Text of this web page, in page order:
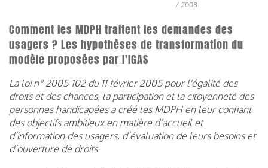
/ 2008
Comment les MDPH traitent les demandes des
usagers ? Les hypothèses de transformation du
modèle proposées par l'IGAS
La loi n° 2005-102 du 11 février 2005 pour l'égalité des
droits et des chances, la participation et la citoyenneté des
personnes handicapées a créé les MDPH en leur confiant
des objectifs ambitieux en matière d’accueil et
d’information des usagers, d’évaluation de leurs besoins et
d’ouverture de droits.